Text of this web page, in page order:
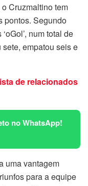
Cruzmaltino tem
pontos. Segundo
num total de
sete, empatou seis e
de relacionados
no WhatsApp!
uma vantagem
para a equipe